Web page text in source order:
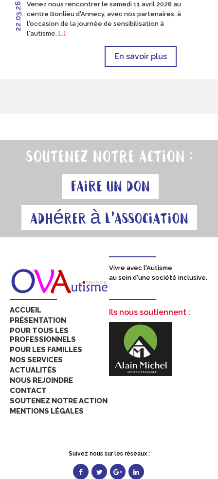
22.03.26
Venez nous rencontrer le samedi 11 avril 2026 au
centre Bonlieu d'Annecy, avec nos partenaires, à
l'occasion de la journée de sensibilisation à
l'autisme. […]
En savoir plus
Soutenez notre action :
Faire un don
Adhérer à l'association
Vivre avec l'Autisme
au sein d'une société inclusive.
ACCUEIL
PRÉSENTATION
POUR TOUS LES
PROFESSIONNELS
POUR LES FAMILLES
NOS SERVICES
ACTUALITÉS
NOUS REJOINDRE
CONTACT
SOUTENEZ NOTRE ACTION
MENTIONS LÉGALES
Ils nous soutiennent :
Suivez nous sur les réseaux :